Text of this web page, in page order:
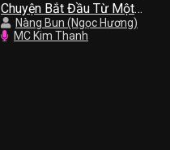
Chuyện Bắt Đầu Từ Một
Nụ Hồng
Nàng Bun (Ngọc Hương)
MC Kim Thanh